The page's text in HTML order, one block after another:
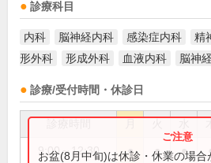
診療科目
内科 脳神経内科 感染症内科 精
形外科
形成外科 血液内科 脳神
診療/受付時間・休診日
9:00～12:30 ● ● ● ●
お盆(8月中旬)は休診・休業の場